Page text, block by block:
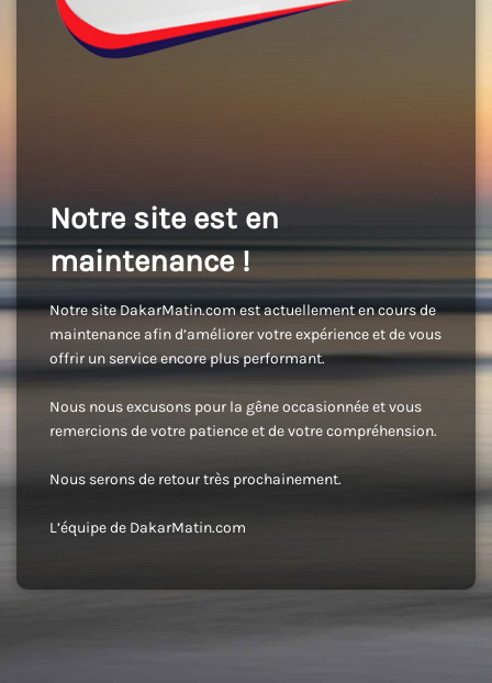
Notre site est en
maintenance !
Notre site DakarMatin.com est actuellement en cours de
maintenance afin d’améliorer votre expérience et de vous
offrir un service encore plus performant.
Nous nous excusons pour la gêne occasionnée et vous
remercions de votre patience et de votre compréhension.
Nous serons de retour très prochainement.
L’équipe de DakarMatin.com